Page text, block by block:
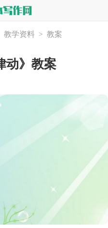
教学资料 > 教案
动》教案